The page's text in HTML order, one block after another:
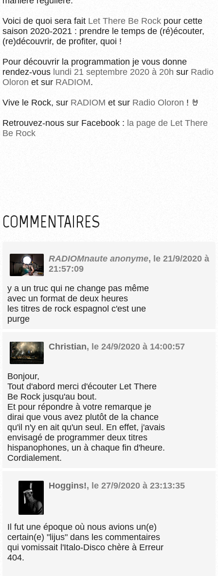
Voici de quoi sera fait Let There Be Rock pour cette
saison 2020-2021 : prendre le temps de (ré)écouter,
(re)découvrir, de profiter, quoi !
Pour découvrir la programmation je vous donne
rendez-vous lundi 21 septembre 2020 à 20h sur Radio
Oloron et sur RADIOM.
Vive le Rock, sur RADIOM et sur Radio Oloron ! 🤘
Retrouvez-nous sur Facebook : la page de Let There
Be Rock
COMMENTAIRES
RADIOMnaute anonyme, le 21/9/2020 à
21:57:09
y a un truc qui ne change pas même
avec un format de deux heures
les titres de rock espagnol c'est une
purge
Christian, le 24/9/2020 à 14:00:57
Bonjour,
Tout d'abord merci d'écouter Let There
Be Rock jusqu'au bout.
Et pour répondre à votre remarque je
dirai que vous avez plutôt de la chance
qu'il n'y en ait qu'un seul. En effet, j'avais
envisagé de programmer deux titres
hispanophones, un à chaque fin d'heure.
Cordialement.
Hoggins!, le 27/9/2020 à 23:13:35
Il fut une époque où nous avions un(e)
certain(e) "lijus" dans les commentaires
qui vomissait l'Italo-Disco chère à Erreur
404.